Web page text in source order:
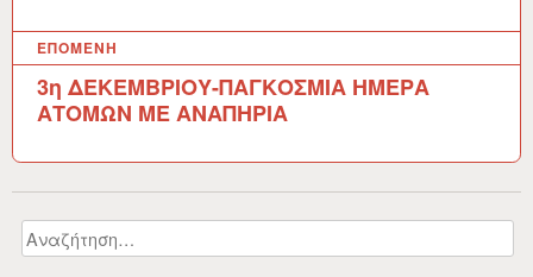
ο
ή
η
ά
ΕΠΌΜΕΝΗ
3η ΔΕΚΕΜΒΡΙΟΥ-ΠΑΓΚΟΣΜΙΑ ΗΜΕΡΑ
ΑΤΟΜΩΝ ΜΕ ΑΝΑΠΗΡΙΑ
Αναζήτηση
για: